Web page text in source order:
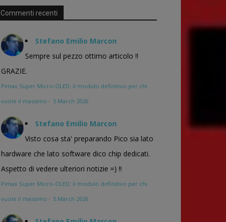
Commenti recenti
Stefano Emilio Marcon
Sempre sul pezzo ottimo articolo !!
GRAZIE.
Pimax Super Micro-OLED: il modulo definitivo per chi
vuole il massimo · 5 March 2026
Stefano Emilio Marcon
Visto cosa sta' preparando Pico sia lato
hardware che lato software dico chip dedicati.
Aspetto di vedere ulteriori notizie =) !!
Pimax Super Micro-OLED: il modulo definitivo per chi
vuole il massimo · 5 March 2026